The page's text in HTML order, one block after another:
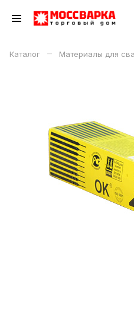
Каталог – Материалы для